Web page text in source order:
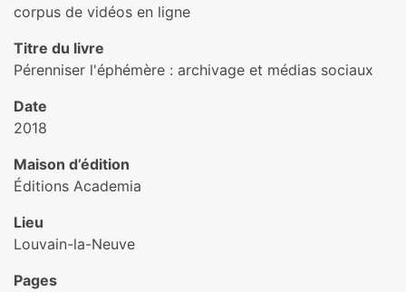
corpus de vidéos en ligne
Titre du livre
Pérenniser l'éphémère : archivage et médias sociaux
Date
2018
Maison d’édition
Éditions Academia
Lieu
Louvain-la-Neuve
Pages